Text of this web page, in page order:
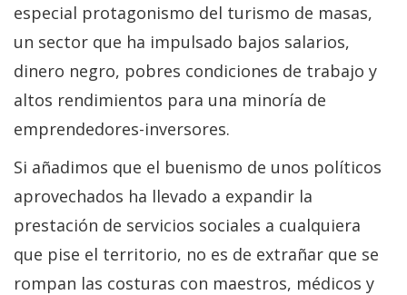
especial protagonismo del turismo de masas,
un sector que ha impulsado bajos salarios,
dinero negro, pobres condiciones de trabajo y
altos rendimientos para una minoría de
emprendedores-inversores.
Si añadimos que el buenismo de unos políticos
aprovechados ha llevado a expandir la
prestación de servicios sociales a cualquiera
que pise el territorio, no es de extrañar que se
rompan las costuras con maestros, médicos y